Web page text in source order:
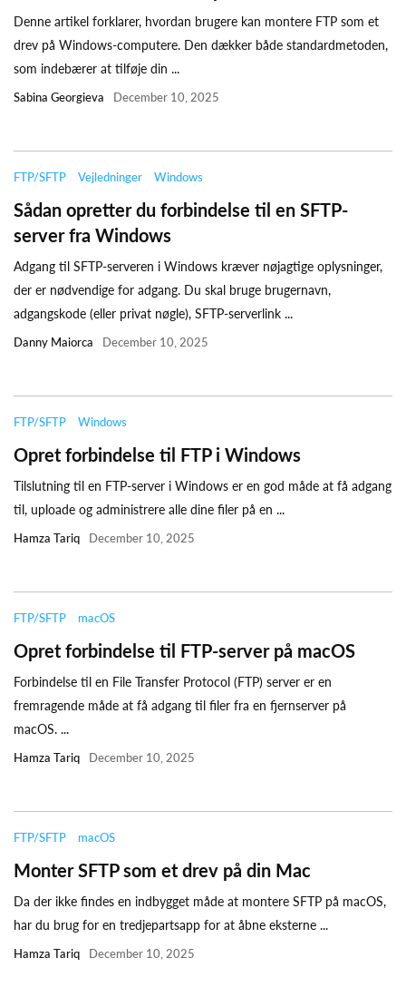
Denne artikel forklarer, hvordan brugere kan montere FTP som et
drev på Windows-computere. Den dækker både standardmetoden,
som indebærer at tilføje din ...
Sabina Georgieva December 10, 2025
FTP/SFTP Vejledninger Windows
Sådan opretter du forbindelse til en SFTP-
server fra Windows
Adgang til SFTP-serveren i Windows kræver nøjagtige oplysninger,
der er nødvendige for adgang. Du skal bruge brugernavn,
adgangskode (eller privat nøgle), SFTP-serverlink ...
Danny Maiorca December 10, 2025
FTP/SFTP Windows
Opret forbindelse til FTP i Windows
Tilslutning til en FTP-server i Windows er en god måde at få adgang
til, uploade og administrere alle dine filer på en ...
Hamza Tariq December 10, 2025
FTP/SFTP macOS
Opret forbindelse til FTP-server på macOS
Forbindelse til en File Transfer Protocol (FTP) server er en
fremragende måde at få adgang til filer fra en fjernserver på
macOS. ...
Hamza Tariq December 10, 2025
FTP/SFTP macOS
Monter SFTP som et drev på din Mac
Da der ikke findes en indbygget måde at montere SFTP på macOS,
har du brug for en tredjepartsapp for at åbne eksterne ...
Hamza Tariq December 10, 2025